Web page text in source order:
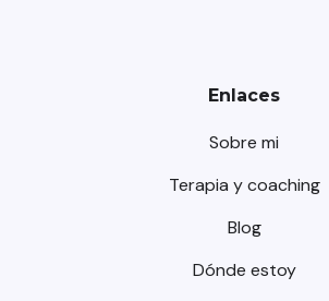
Enlaces
Sobre mi
Terapia y coaching
Blog
Dónde estoy